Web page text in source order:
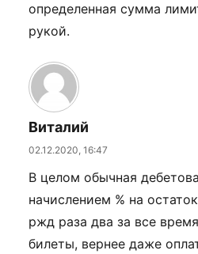
определенная сумма
рукой.
Виталий
02.12.2020, 16:47
В целом обычная
начислением % на
ржд раза два за все
билеты, вернее даже